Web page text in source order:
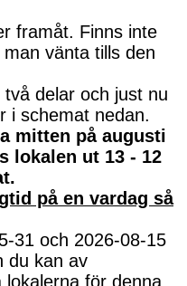
framåt. Finns inte
vänta tills den
delar och just nu
i schemat nedan.
mitten på augusti
lokalen ut 13 - 12
på en vardag så
31 och 2026-08-15
du kan av
lokalerna för denna